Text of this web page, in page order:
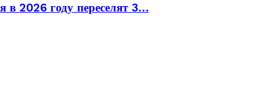
в 2026 году переселят 3…